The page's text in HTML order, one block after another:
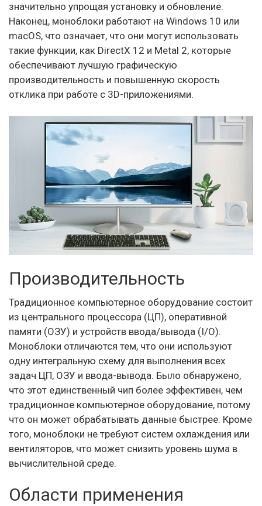
значительно упрощая установку и обновление.
Наконец, моноблоки работают на Windows 10 или
macOS, что означает, что они могут использовать
такие функции, как DirectX 12 и Metal 2, которые
обеспечивают лучшую графическую
производительность и повышенную скорость
отклика при работе с 3D-приложениями.
Производительность
Традиционное компьютерное оборудование состоит
из центрального процессора (ЦП), оперативной
памяти (ОЗУ) и устройств ввода/вывода (I/O).
Моноблоки отличаются тем, что они используют
одну интегральную схему для выполнения всех
задач ЦП, ОЗУ и ввода-вывода. Было обнаружено,
что этот единственный чип более эффективен, чем
традиционное компьютерное оборудование, потому
что он может обрабатывать данные быстрее. Кроме
того, моноблоки не требуют систем охлаждения или
вентиляторов, что может снизить уровень шума в
вычислительной среде.
Области применения